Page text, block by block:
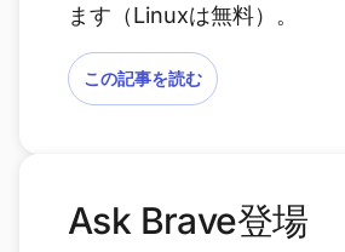
ます（Linuxは無料）。
この記事を読む
Ask Brave登場